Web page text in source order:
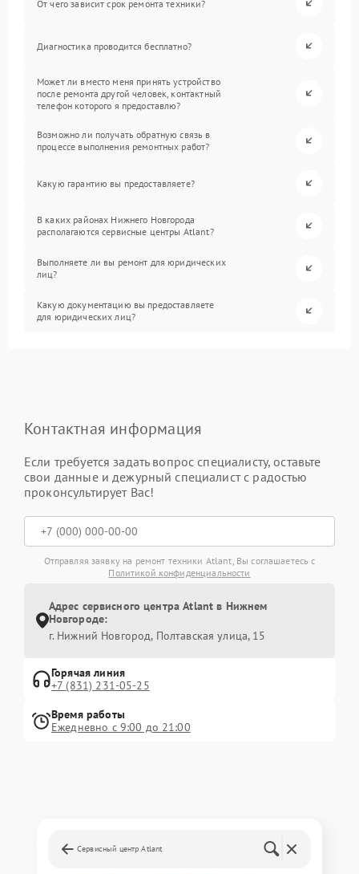
От чего зависит срок ремонта техники?
Диагностика проводится бесплатно?
Может ли вместо меня принять устройство
после ремонта другой человек, контактный
телефон которого я предоставлю?
Возможно ли получать обратную связь в
процессе выполнения ремонтных работ?
Какую гарантию вы предоставляете?
В каких районах Нижнего Новгорода
располагаются сервисные центры Atlant?
Выполняете ли вы ремонт для юридических
лиц?
Какую документацию вы предоставляете
для юридических лиц?
Контактная информация
Если требуется задать вопрос специалисту, оставьте
свои данные и дежурный специалист с радостью
проконсультирует Вас!
Отправляя заявку на ремонт техники Atlant, Вы соглашаетесь с
Политикой конфиденциальности
Адрес сервисного центра Atlant в Нижнем
Новгороде:
г. Нижний Новгород, Полтавская улица, 15
Горячая линия
+7 (831) 231-05-25
Время работы
Ежедневно с 9:00 до 21:00
Сервисный центр Atlant